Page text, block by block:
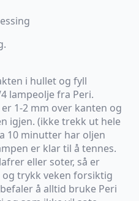
i hullet og fyll
lampeolje fra Peri.
1-2 mm over kanten og
igjen. (ikke trekk ut hele
10 minutter har oljen
er klar til å tennes.
eller soter, så er
og trykk veken forsiktig
å alltid bruke Peri